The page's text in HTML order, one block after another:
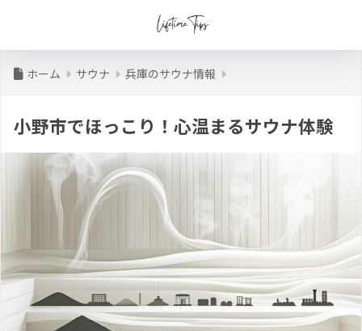
ホーム サウナ 兵庫のサウナ情報
小野市でほっこり！心温まるサウナ体験